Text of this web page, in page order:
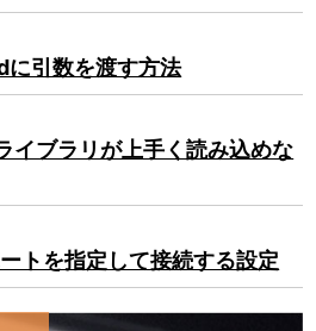
引数を渡す方法
ブラリが上手く読み込めな
トを指定して接続する設定